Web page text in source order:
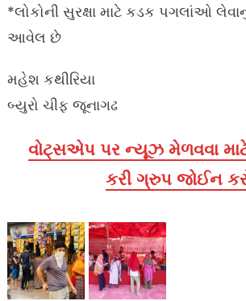
*લોકોની સુરક્ષા માટે કડક પગલાંઓ
આવેલ છે
મહેશ કથીરિયા
બ્યુરો ચીફ જૂનાગઢ
વોટ્સએપ પર ન્યૂઝ મેળવવા
કરી ગ્રુપ જોઈન